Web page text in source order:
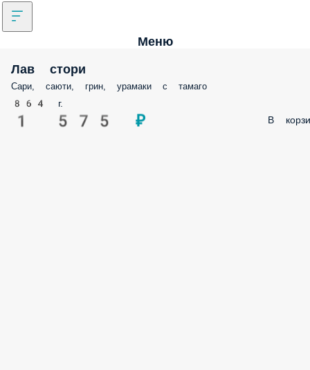
Меню
Лав стори
Сари, саюти, грин, урамаки с тамаго
864 г.
1 575 ₽ В